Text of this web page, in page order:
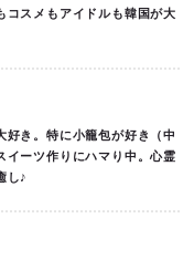
スメもアイドルも韓国が大
好き。特に小籠包が好き（中
イーツ作りにハマり中。心霊
し♪